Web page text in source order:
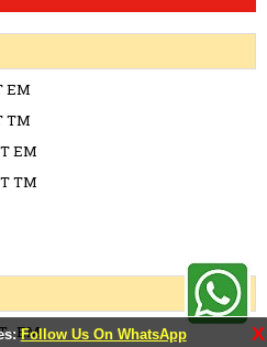
Follow Us On WhatsApp X
EM
TM
EM
TM
-EM